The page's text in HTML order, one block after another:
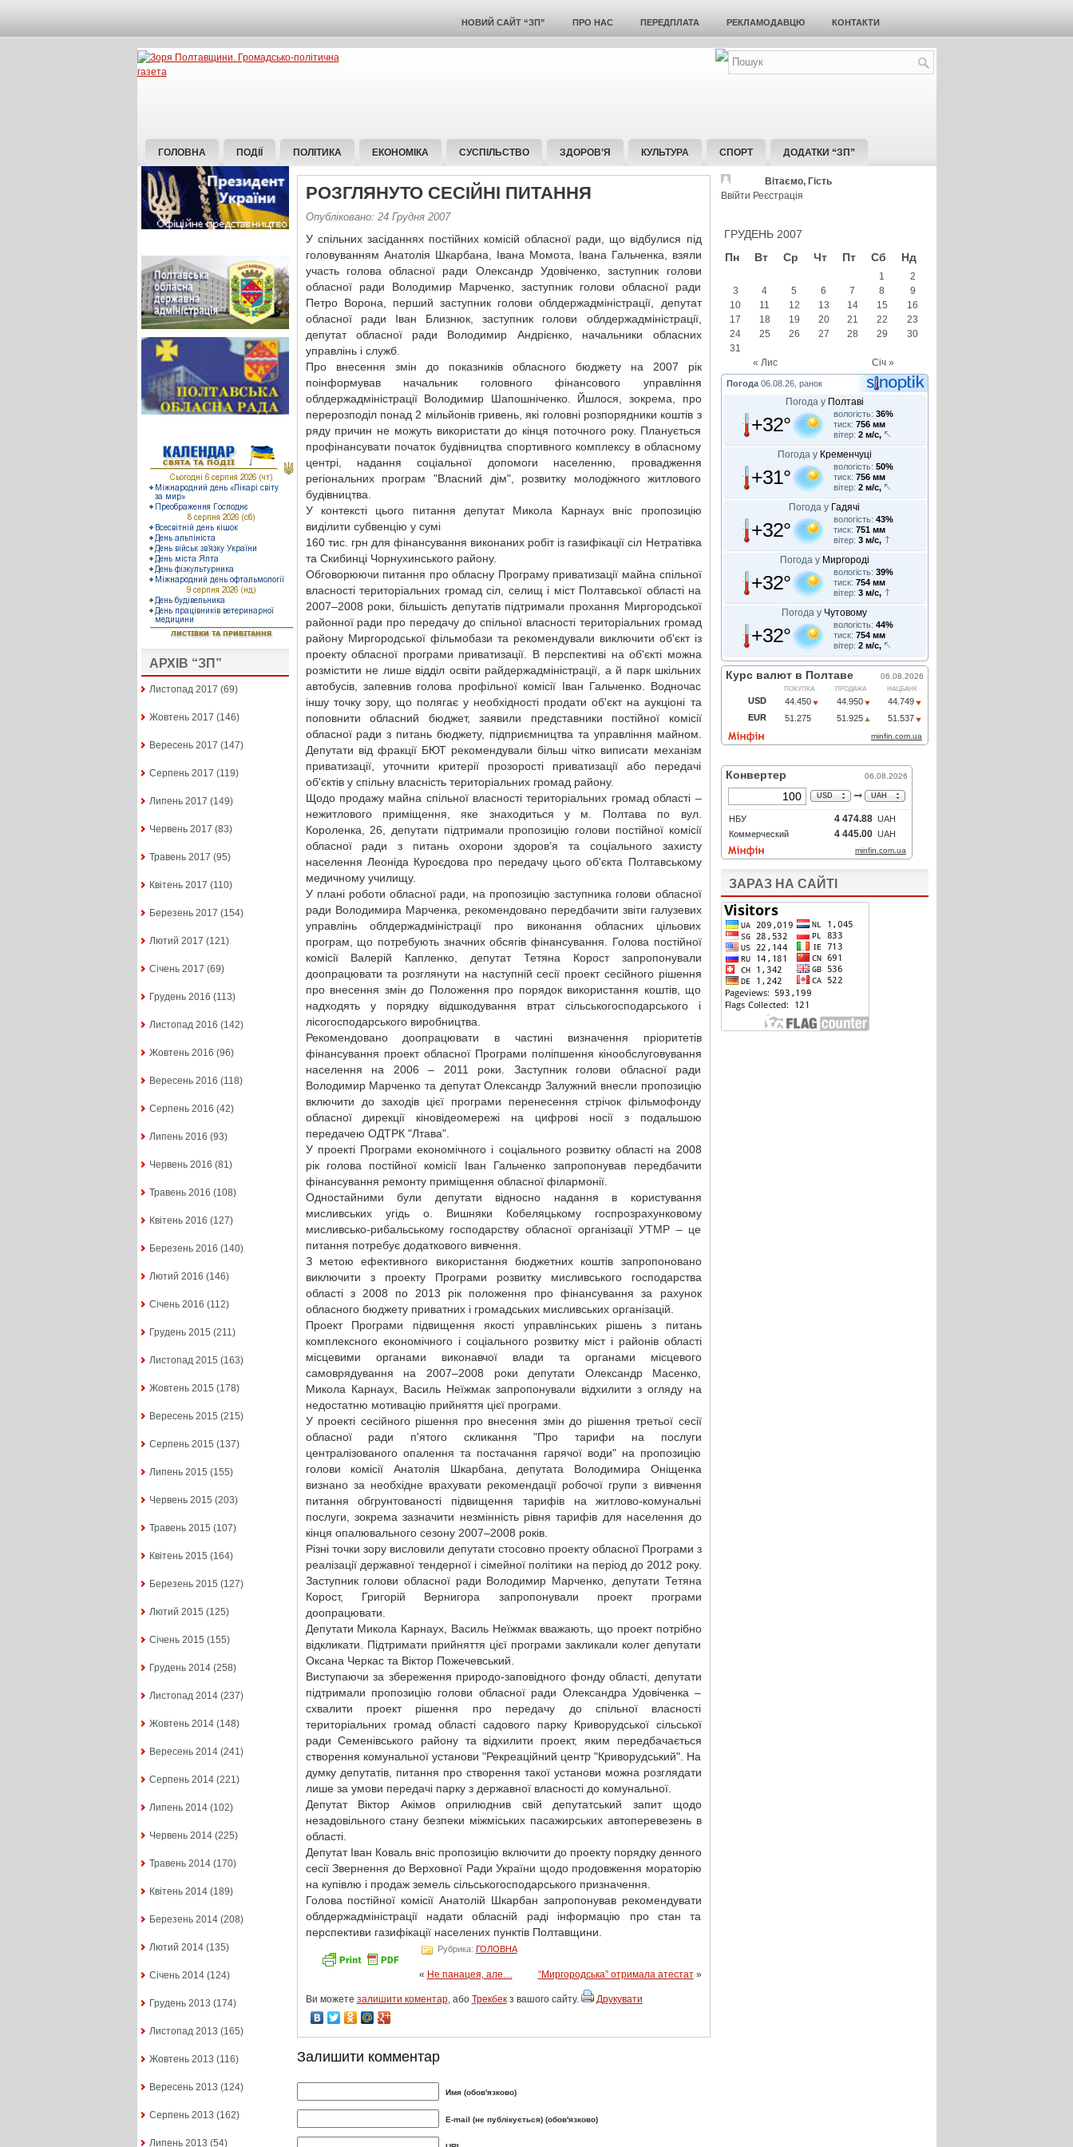
НОВИЙ САЙТ “ЗП” ПРО НАС ПЕРЕДПЛАТА РЕКЛАМОДАВЦЮ КОНТАКТИ
ГОЛОВНА ПОДІЇ ПОЛІТИКА ЕКОНОМІКА СУСПІЛЬСТВО ЗДОРОВ’Я КУЛЬТУРА СПОРТ ДОДАТКИ “ЗП”
АРХІВ “ЗП”
Листопад 2017 (69)
Жовтень 2017 (146)
Вересень 2017 (147)
Серпень 2017 (119)
Липень 2017 (149)
Червень 2017 (83)
Травень 2017 (95)
Квітень 2017 (110)
Березень 2017 (154)
Лютий 2017 (121)
Січень 2017 (69)
Грудень 2016 (113)
Листопад 2016 (142)
Жовтень 2016 (96)
Вересень 2016 (118)
Серпень 2016 (42)
Липень 2016 (93)
Червень 2016 (81)
Травень 2016 (108)
Квітень 2016 (127)
Березень 2016 (140)
Лютий 2016 (146)
Січень 2016 (112)
Грудень 2015 (211)
Листопад 2015 (163)
Жовтень 2015 (178)
Вересень 2015 (215)
Серпень 2015 (137)
Липень 2015 (155)
Червень 2015 (203)
Травень 2015 (107)
Квітень 2015 (164)
Березень 2015 (127)
Лютий 2015 (125)
Січень 2015 (155)
Грудень 2014(258)
Листопад 2014(237)
Жовтень 2014(148)
Вересень 2014(241)
Серпень 2014(221)
Липень 2014(102)
Червень 2014(225)
Травень 2014(170)
Квітень 2014(189)
Березень 2014(208)
Лютий 2014(135)
Січень 2014(124)
Грудень 2013 (174)
Листопад 2013 (165)
Жовтень 2013 (116)
Вересень 2013 (124)
Серпень 2013 (162)
Липень 2013 (54)
РОЗГЛЯНУТО СЕСІЙНІ ПИТАННЯ
Опубліковано: 24 Грудня 2007
У спільних засіданнях постійних комісій обласної ради, що відбулися під
головуванням Анатолія Шкарбана, Івана Момота, Івана Гальченка, взяли
участь голова обласної ради Олександр Удовіченко, заступник голови
обласної ради Володимир Марченко, заступник голови обласної ради
Петро Ворона, перший заступник голови облдержадміністрації, депутат
обласної ради Іван Близнюк, заступник голови облдержадміністрації,
депутат обласної ради Володимир Андрієнко, начальники обласних
управлінь і служб.
Про внесення змін до показників обласного бюджету на 2007 рік
поінформував начальник головного фінансового управління
облдержадміністрації Володимир Шапошніченко. Йшлося, зокрема, про
перерозподіл понад 2 мільйонів гривень, які головні розпорядники коштів з
ряду причин не можуть використати до кінця поточного року. Планується
профінансувати початок будівництва спортивного комплексу в обласному
центрі, надання соціальної допомоги населенню, провадження
регіональних програм "Власний дім", розвитку молодіжного житлового
будівництва.
У контексті цього питання депутат Микола Карнаух вніс пропозицію
виділити субвенцію у сумі
160 тис. грн для фінансування виконаних робіт із газифікації сіл Нетратівка
та Скибинці Чорнухинського району.
Обговорюючи питання про обласну Програму приватизації майна спільної
власності територіальних громад сіл, селищ і міст Полтавської області на
2007–2008 роки, більшість депутатів підтримали прохання Миргородської
районної ради про передачу до спільної власності територіальних громад
району Миргородської фільмобази та рекомендували виключити об'єкт із
проекту обласної програми приватизації. В перспективі на об'єкті можна
розмістити не лише відділ освіти райдержадміністрації, а й парк шкільних
автобусів, запевнив голова профільної комісії Іван Гальченко. Водночас
іншу точку зору, що полягає у необхідності продати об'єкт на аукціоні та
поповнити обласний бюджет, заявили представники постійної комісії
обласної ради з питань бюджету, підприємництва та управління майном.
Депутати від фракції БЮТ рекомендували більш чітко виписати механізм
приватизації, уточнити критерії прозорості приватизації або передачі
об'єктів у спільну власність територіальних громад району.
Щодо продажу майна спільної власності територіальних громад області –
нежитлового приміщення, яке знаходиться у м. Полтава по вул.
Короленка, 26, депутати підтримали пропозицію голови постійної комісії
обласної ради з питань охорони здоров’я та соціального захисту
населення Леоніда Куроєдова про передачу цього об'єкта Полтавському
медичному училищу.
У плані роботи обласної ради, на пропозицію заступника голови обласної
ради Володимира Марченка, рекомендовано передбачити звіти галузевих
управлінь облдержадміністрації про виконання обласних цільових
програм, що потребують значних обсягів фінансування. Голова постійної
комісії Валерій Капленко, депутат Тетяна Корост запропонували
доопрацювати та розглянути на наступній сесії проект сесійного рішення
про внесення змін до Положення про порядок використання коштів, що
надходять у порядку відшкодування втрат сільськогосподарського і
лісогосподарського виробництва.
Рекомендовано доопрацювати в частині визначення пріоритетів
фінансування проект обласної Програми поліпшення кінообслуговування
населення на 2006 – 2011 роки. Заступник голови обласної ради
Володимир Марченко та депутат Олександр Залужний внесли пропозицію
включити до заходів цієї програми перенесення стрічок фільмофонду
обласної дирекції кіновідеомережі на цифрові носії з подальшою
передачею ОДТРК "Лтава".
У проекті Програми економічного і соціального розвитку області на 2008
рік голова постійної комісії Іван Гальченко запропонував передбачити
фінансування ремонту приміщення обласної філармонії.
Одностайними були депутати відносно надання в користування
мисливських угідь о. Вишняки Кобеляцькому госпрозрахунковому
мисливсько-рибальському господарству обласної організації УТМР – це
питання потребує додаткового вивчення.
З метою ефективного використання бюджетних коштів запропоновано
виключити з проекту Програми розвитку мисливського господарства
області з 2008 по 2013 рік положення про фінансування за рахунок
обласного бюджету приватних і громадських мисливських організацій.
Проект Програми підвищення якості управлінських рішень з питань
комплексного економічного і соціального розвитку міст і районів області
місцевими органами виконавчої влади та органами місцевого
самоврядування на 2007–2008 роки депутати Олександр Масенко,
Микола Карнаух, Василь Неїжмак запропонували відхилити з огляду на
недостатню мотивацію прийняття цієї програми.
У проекті сесійного рішення про внесення змін до рішення третьої сесії
обласної ради п'ятого скликання "Про тарифи на послуги
централізованого опалення та постачання гарячої води" на пропозицію
голови комісії Анатолія Шкарбана, депутата Володимира Оніщенка
визнано за необхідне врахувати рекомендації робочої групи з вивчення
питання обгрунтованості підвищення тарифів на житлово-комунальні
послуги, зокрема зазначити незмінність рівня тарифів для населення до
кінця опалювального сезону 2007–2008 років.
Різні точки зору висловили депутати стосовно проекту обласної Програми з
реалізації державної тендерної і сімейної політики на період до 2012 року.
Заступник голови обласної ради Володимир Марченко, депутати Тетяна
Корост, Григорій Вернигора запропонували проект програми
доопрацювати.
Депутати Микола Карнаух, Василь Неїжмак вважають, що проект потрібно
відкликати. Підтримати прийняття цієї програми закликали колег депутати
Оксана Черкас та Віктор Пожечевський.
Виступаючи за збереження природо-заповідного фонду області, депутати
підтримали пропозицію голови обласної ради Олександра Удовіченка –
схвалити проект рішення про передачу до спільної власності
територіальних громад області садового парку Криворудської сільської
ради Семенівського району та відхилити проект, яким передбачається
створення комунальної установи "Рекреаційний центр "Криворудський". На
думку депутатів, питання про створення такої установи можна розглядати
лише за умови передачі парку з державної власності до комунальної.
Депутат Віктор Акімов оприлюднив свій депутатський запит щодо
незадовільного стану безпеки міжміських пасажирських автоперевезень в
області.
Депутат Іван Коваль вніс пропозицію включити до проекту порядку денного
сесії Звернення до Верховної Ради України щодо продовження мораторію
на купівлю і продаж земель сільськогосподарського призначення.
Голова постійної комісії Анатолій Шкарбан запропонував рекомендувати
облдержадміністрації надати обласній раді інформацію про стан та
перспективи газифікації населених пунктів Полтавщини.
Рубрика: ГОЛОВНА
« Не панацея, але… “Миргородська” отримала атестат»
Ви можете залишити коментар, або Трекбекз вашого сайту. Друкувати
Залишити комментар
Имя (обов'язково)
E-mail (не публікується) (обов'язково)
Вітаємо, Гість
Ввійти Реєстрація
ГРУДЕНЬ 2007
Пн
Вт Ср Чт Пт Сб Нд
« Лис Січ »
1
2
3
4 5 6 7 8
9
10
11 12 13 14 15
16
17
18 19 20 21 22
23
24
25 26 27 28 29
30
31
Погода 06.08.26, ранок
Погода у Полтаві
+32° вологість: 36%
тиск: 756 мм
вітер: 2 м/с,
Погода у Кременчуці
+31° вологість: 50%
тиск: 756 мм
вітер: 2 м/с,
Погода у Гадячі
+32° вологість: 43%
тиск: 751 мм
вітер: 3 м/с,
Погода у Миргороді
+32° вологість: 39%
тиск: 754 мм
вітер: 3 м/с,
Погода у Чутовому
+32° вологість: 44%
тиск: 754 мм
вітер: 2 м/с,
ЗАРАЗ НА САЙТІ